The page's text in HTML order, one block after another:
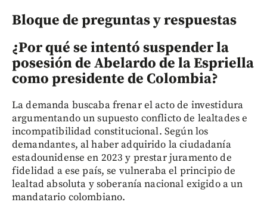
Bloque de preguntas y respuestas
¿Por qué se intentó suspender la
posesión de Abelardo de la Espriella
como presidente de Colombia?
La demanda buscaba frenar el acto de investidura
argumentando un supuesto conflicto de lealtades e
incompatibilidad constitucional. Según los
demandantes, al haber adquirido la ciudadanía
estadounidense en 2023 y prestar juramento de
fidelidad a ese país, se vulneraba el principio de
lealtad absoluta y soberanía nacional exigido a un
mandatario colombiano.